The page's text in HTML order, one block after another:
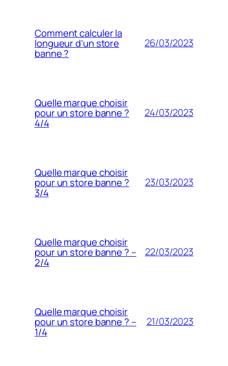
Comment calculer la
longueur d’un store
banne ?
26/03/2023
Quelle marque choisir
pour un store banne ?
4/4
24/03/2023
Quelle marque choisir
pour un store banne ?
3/4
23/03/2023
Quelle marque choisir
pour un store banne ? –
2/4
22/03/2023
Quelle marque choisir
pour un store banne ? –
1/4
21/03/2023